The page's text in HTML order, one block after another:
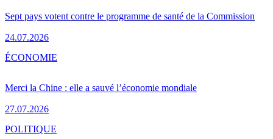
Sept pays votent contre le programme de santé de la Commission
24.07.2026
Merci la Chine : elle a sauvé l’économie mondiale
27.07.2026
ÉCONOMIE
POLITIQUE